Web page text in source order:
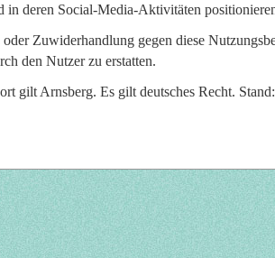
in deren Social-Media-Aktivitäten
Zuwiderhandlung gegen diese
den Nutzer zu erstatten.
gilt Arnsberg. Es gilt deutsches Recht.